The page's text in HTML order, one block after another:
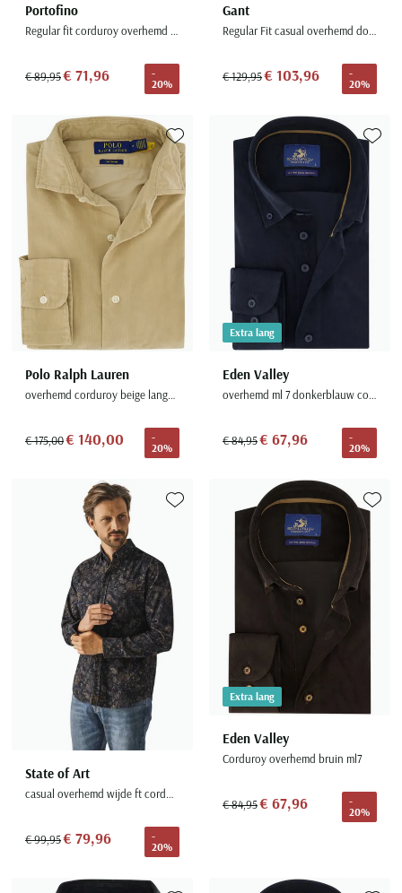
Portofino
Regular fit corduroy overhemd donkerblauw katoen
€ 89,95€ 71,96
-
20%
Gant
Regular Fit casual overhemd donkerblauw
€ 129,95€ 103,96
-
20%
Polo Ralph Lauren
overhemd corduroy beige lange mouw
€ 175,00€ 140,00
-
20%
Toevoegen aan favorieten
Eden Valley
overhemd ml 7 donkerblauw corduroy modern fit
€ 84,95€ 67,96
-
20%
Extra lang
State of Art
casual overhemd wijde ft corduroy navy
€ 99,95€ 79,96
-
20%
Toevoegen aan favorieten
Eden Valley
Corduroy overhemd bruin ml7
€ 84,95€ 67,96
-
20%
Extra lang